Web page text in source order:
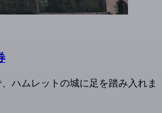
ハムレットの城に足を踏み入れま